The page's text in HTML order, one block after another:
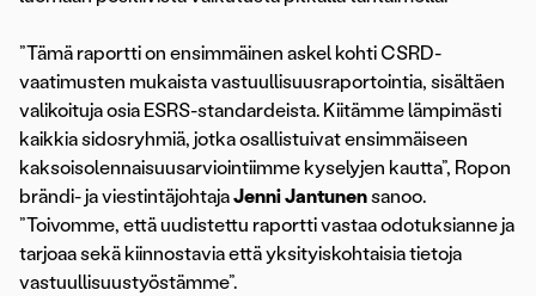
”Tämä raportti on ensimmäinen askel kohti CSRD-
vaatimusten mukaista vastuullisuusraportointia, sisältäen
valikoituja osia ESRS-standardeista. Kiitämme lämpimästi
kaikkia sidosryhmiä, jotka osallistuivat ensimmäiseen
kaksoisolennaisuusarviointiimme kyselyjen kautta”, Ropon
brändi- ja viestintäjohtajaJenni Jantunensanoo.
”Toivomme, että uudistettu raportti vastaa odotuksianne ja
tarjoaa sekä kiinnostavia että yksityiskohtaisia tietoja
vastuullisuustyöstämme”.